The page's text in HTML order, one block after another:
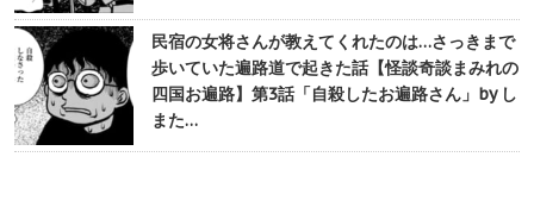
民宿の女将さんが教えてくれたのは…さっきまで
歩いていた遍路道で起きた話【怪談奇談まみれの
四国お遍路】第3話「自殺したお遍路さん」by し
また…